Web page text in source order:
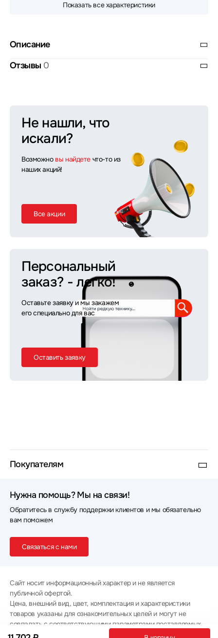
Показать все характеристики
Описание
Отзывы 0
Не нашли, что
искали?
Возможно вы найдете что-то из
наших акций!
Все акции
Персональный
заказ? - легко!
Оставьте заявку и мы закажем
его специально для вас
Оставить заявку
Покупателям
Нужна помощь? Мы на связи!
Обратитесь в службу поддержки клиентов и мы обязательно
вам поможем
Связаться с нами
Сайт носит информационный характер и не является
публичной офертой.
Цена, внешний вид, цвет, комплектация и характеристики
товаров указаны для ознакомительных целей и могут не
совпадать с соответствующими параметрами поставляемых
товаров - уточняйте информацию у менеджера при